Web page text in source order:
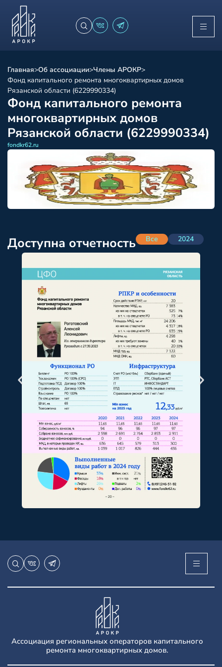
Главная>Об ассоциации>Члены АРОКР>
Фонд капитального ремонта многоквартирных домов
Рязанской области (6229990334)
Фонд капитального ремонта
многоквартирных домов
Рязанской области (6229990334)
fondkr62.ru
Доступна отчетность Все 2024
Ассоциация региональных операторов капитального
ремонта многоквартирных домов.